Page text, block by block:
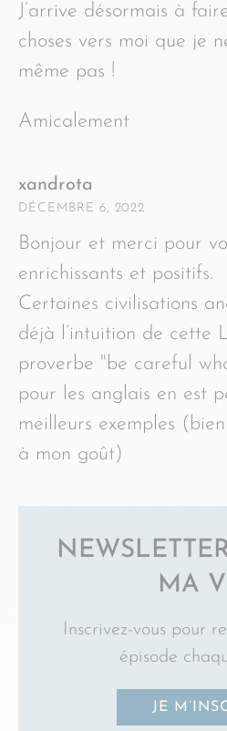
J’arrive désormais à
choses vers moi que je
même pas !
Amicalement
xandrota
DÉCEMBRE 6, 2022
Bonjour et merci pour
enrichissants et positifs.
Certaines civilisations
déjà l’intuition de cette
proverbe "be careful
pour les anglais en est
meilleurs exemples
à mon goût)
MA
Inscrivez-vous pour
épisode
JE